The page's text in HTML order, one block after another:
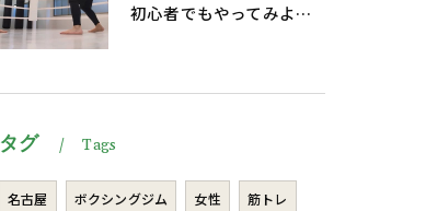
初心者でもやってみよう、格闘技でダイエット、脂肪燃焼🔥
タグ Tags
名古屋 ボクシングジム 女性 筋トレ